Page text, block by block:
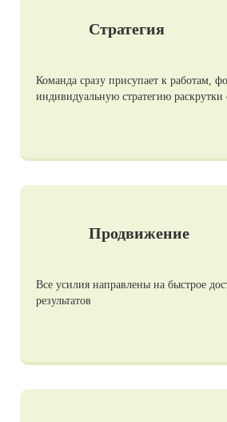
Стратегия
Команда сразу присупает к работам,
индивидуальную стратегию раскрутки
Продвижение
Все усилия направлены на быстрое
результатов